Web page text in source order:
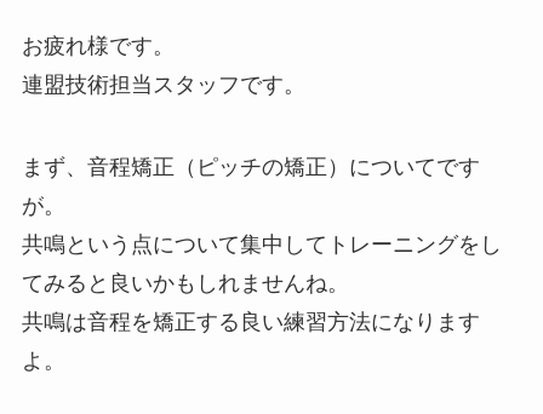
お疲れ様です。
連盟技術担当スタッフです。
まず、音程矯正（ピッチの矯正）についてです
が。
共鳴という点について集中してトレーニングをし
てみると良いかもしれませんね。
共鳴は音程を矯正する良い練習方法になります
よ。